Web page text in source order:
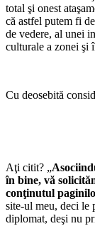
total şi onest
că astfel putem fi
de vedere, al unei
culturale a zonei şi
Cu deosebită
Aţi citit? „
în bine, vă
conţinutul
site-ul meu, deci le
diplomat, deşi nu